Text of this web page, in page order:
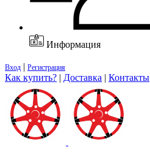
Информация
Вход | Регистрация
Как купить? | Доставка | Контакты